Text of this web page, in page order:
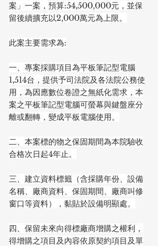
案」一案，預算:54,500,000元，並保
留後續擴充以2,000萬元為上限。
此案主要需求為:
一、專案採購項目為平板筆記型電腦
1,514台，提供予司法院及各法院公務使
用，為因應數位卷證之無紙化需求，本
案之平板筆記型電腦可螢幕與鍵盤座分
離或翻轉，變成平板電腦使用。
二、本案標的物之保固期間為本院驗收
合格次日起4年止。
三、建立資料標籤（含採購年份、設備
名稱、廠商資料、保固期間、廠商叫修
窗口等資料），黏貼於設備明顯處。
四、保留未來向得標廠商增購之權利，
得增購之項目及內容依原契約項目及單